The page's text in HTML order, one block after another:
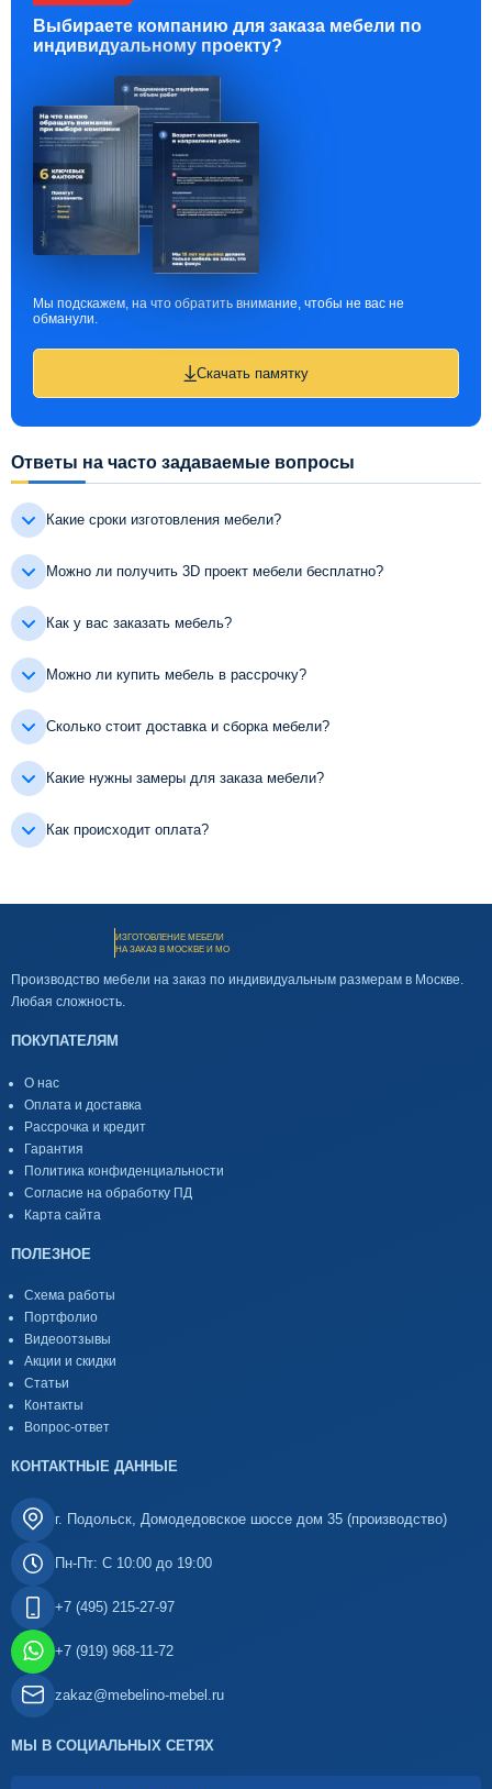
Выбираете компанию для заказа мебели по
индивидуальному проекту?
Мы подскажем, на что обратить внимание, чтобы не вас не
обманули.
Скачать памятку
Ответы на часто задаваемые вопросы
Какие сроки изготовления мебели?
Можно ли получить 3D проект мебели бесплатно?
Как у вас заказать мебель?
Можно ли купить мебель в рассрочку?
Сколько стоит доставка и сборка мебели?
Какие нужны замеры для заказа мебели?
Как происходит оплата?
ИЗГОТОВЛЕНИЕ МЕБЕЛИ
НА ЗАКАЗ В МОСКВЕ И МО
Производство мебели на заказ по индивидуальным размерам в Москве.
Любая сложность.
ПОКУПАТЕЛЯМ
О нас
Оплата и доставка
Рассрочка и кредит
Гарантия
Политика конфиденциальности
Согласие на обработку ПД
Карта сайта
ПОЛЕЗНОЕ
Схема работы
Портфолио
Видеоотзывы
Акции и скидки
Статьи
Контакты
Вопрос-ответ
КОНТАКТНЫЕ ДАННЫЕ
г. Подольск, Домодедовское шоссе дом 35 (производство)
Пн-Пт: С 10:00 до 19:00
+7 (495) 215-27-97
+7 (919) 968-11-72
zakaz@mebelino-mebel.ru
МЫ В СОЦИАЛЬНЫХ СЕТЯХ